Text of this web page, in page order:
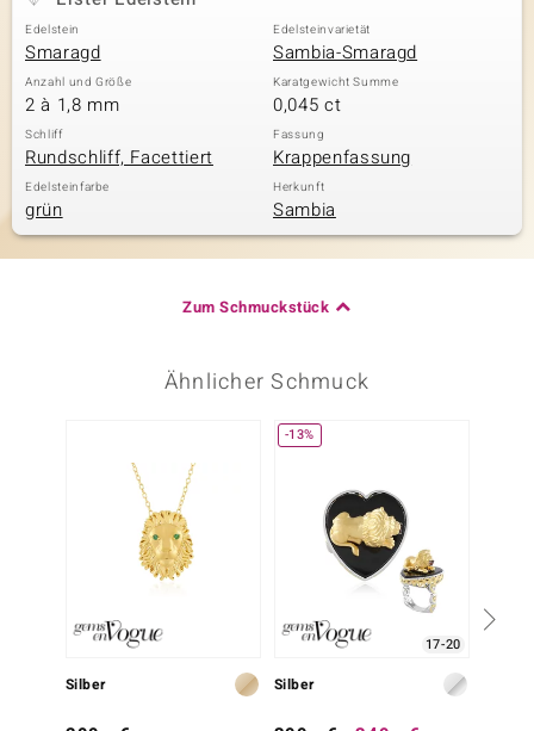
Edelstein
Smaragd
Edelsteinvarietät
Sambia-Smaragd
Anzahl und Größe
2 à 1,8 mm
Karatgewicht Summe
0,045 ct
Schliff
Rundschliff, Facettiert
Fassung
Krappenfassung
Edelsteinfarbe
grün
Herkunft
Sambia
Zum Schmuckstück
Ähnlicher Schmuck
Silber
-13%
17-20
Silber